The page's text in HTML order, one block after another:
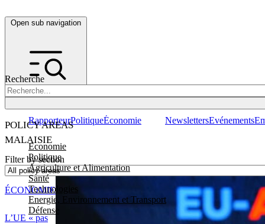
Open sub navigation
Recherche
POLICY AREAS
Economie
Politique
Agriculture et Alimentation
Santé
Technologies
Energie, Environnement et Transport
Défense
RapporteurPolitiqueÉconomie NewslettersEvénements
MALAISIE
Filter by section
L’UE « pas
ÉCONOMIE